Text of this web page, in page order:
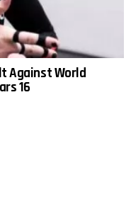
Against World
16